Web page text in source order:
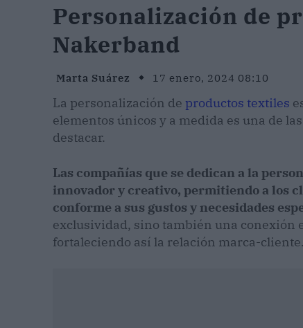
Personalización de
Nakerband
Marta Suárez 17 enero, 2024 08:10
La personalización de productos textiles
elementos únicos y a medida es una de
destacar.
Las compañías que se dedican a la
innovador y creativo, permitiendo a los
conforme a sus gustos y necesidades
exclusividad, sino también una conexión
fortaleciendo así la relación marca-cliente.